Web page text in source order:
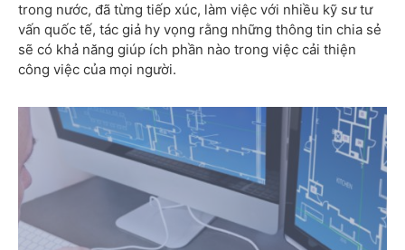
trong nước, đã từng tiếp xúc, làm việc với nhiều kỹ sư tư
vấn quốc tế, tác giả hy vọng rằng những thông tin chia sẻ
sẽ có khả năng giúp ích phần nào trong việc cải thiện
công việc của mọi người.